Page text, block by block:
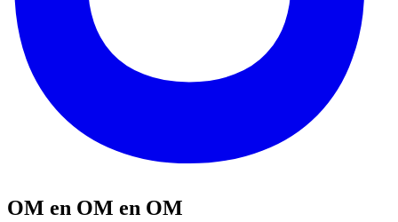
OM en OM en OM